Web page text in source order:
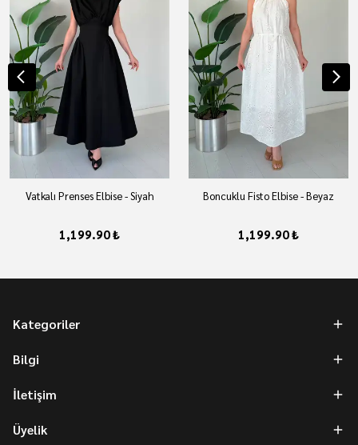
Vatkalı Prenses Elbise - Siyah
1,199.90 ₺
Boncuklu Fisto Elbise - Beyaz
1,199.90 ₺
Kategoriler
Bilgi
İletişim
Üyelik